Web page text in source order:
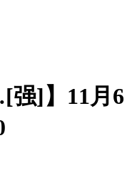
]】11月6